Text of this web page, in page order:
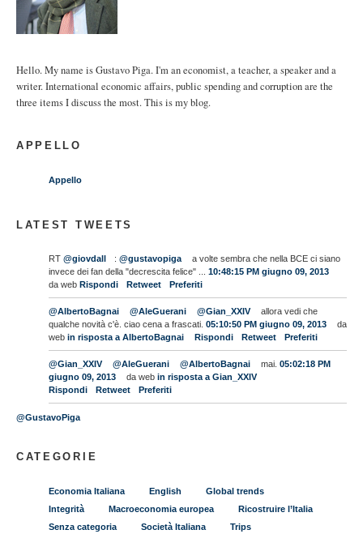
Hello. My name is Gustavo Piga. I'm an economist, a teacher, a speaker and a
writer. International economic affairs, public spending and corruption are the
three items I discuss the most. This is my blog.
APPELLO
Appello
LATEST TWEETS
RT @giovdall : @gustavopiga
a volte sembra che nella BCE ci siano
invece dei fan della "decrescita felice" ...
10:48:15 PM giugno 09, 2013
da web Rispondi Retweet Preferiti
@AlbertoBagnai @AleGuerani @Gian_XXIV
allora vedi che
qualche novità c'è. ciao cena a frascati. 05:10:50 PM giugno 09, 2013
da
web in risposta a AlbertoBagnai Rispondi Retweet Preferiti
@Gian_XXIV @AleGuerani @AlbertoBagnai mai. 05:02:18 PM
giugno 09, 2013
da web in risposta a Gian_XXIV
Rispondi
Retweet Preferiti
@GustavoPiga
CATEGORIE
Economia Italiana English
Global trends
Integrità
Macroeconomia europea
Ricostruire l’Italia
Senza categoria
Società Italiana Trips